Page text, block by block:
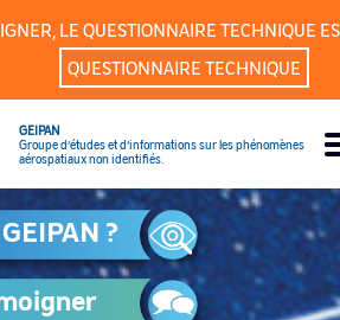
LE QUESTIONNAIRE TECHNIQUE
QUESTIONNAIRE TECHNIQUE
GEIPAN
Groupe d’études et d’informations sur les phénomènes
aérospatiaux non identifiés.
?